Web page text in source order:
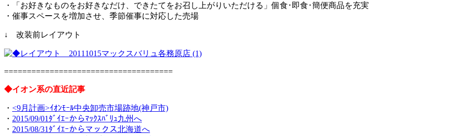
・「お好きなものをお好きなだけ、できたてをお召し上がりいただける」個食･即食･簡便商品を充実
・催事スペースを増加させ、季節催事に対応した売場
↓ 改装前レイアウト
=====================================
◆イオン系の直近記事
・ <9月計画>ｲｵﾝﾓｰﾙ中央卸売市場跡地(神戸市)
・ 2015/09/01ﾀﾞｲｴｰからﾏｯｸｽﾊﾞﾘｭ九州へ
・ 2015/08/31ﾀﾞｲｴｰからマックス北海道へ